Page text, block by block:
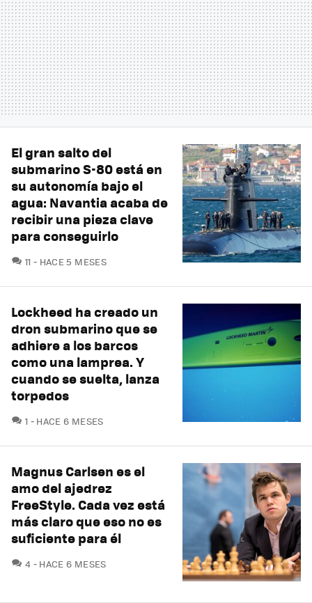
El gran salto del
submarino S-80 está en
su autonomía bajo el
agua: Navantia acaba de
recibir una pieza clave
para conseguirlo
11 COMENTARIOS
HACE 5 MESES
Lockheed ha creado un
dron submarino que se
adhiere a los barcos
como una lamprea. Y
cuando se suelta, lanza
torpedos
1 COMENTARIOS
HACE 6 MESES
Magnus Carlsen es el
amo del ajedrez
FreeStyle. Cada vez está
más claro que eso no es
suficiente para él
4 COMENTARIOS
HACE 6 MESES